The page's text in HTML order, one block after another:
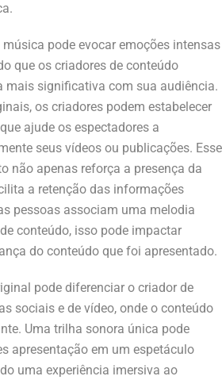
pode evocar emoções intensas
que os criadores de conteúdo
mais significativa com sua audiência.
os criadores podem estabelecer
ajude os espectadores a
seus vídeos ou publicações. Esse
não apenas reforça a presença da
a retenção das informações
pessoas associam uma melodia
conteúdo, isso pode impactar
do conteúdo que foi apresentado.
pode diferenciar o criador de
sociais e de vídeo, onde o conteúdo
Uma trilha sonora única pode
apresentação em um espetáculo
uma experiência imersiva ao